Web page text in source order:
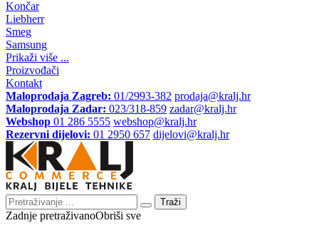
Končar
Liebherr
Smeg
Samsung
Prikaži više ...
Proizvođači
Kontakt
Maloprodaja Zagreb: 01/2993-382 prodaja@kralj.hr
Maloprodaja Zadar: 023/318-859 zadar@kralj.hr
Webshop 01 286 5555 webshop@kralj.hr
Rezervni dijelovi: 01 2950 657 dijelovi@kralj.hr
Traži
Zadnje pretraživanoObriši sve